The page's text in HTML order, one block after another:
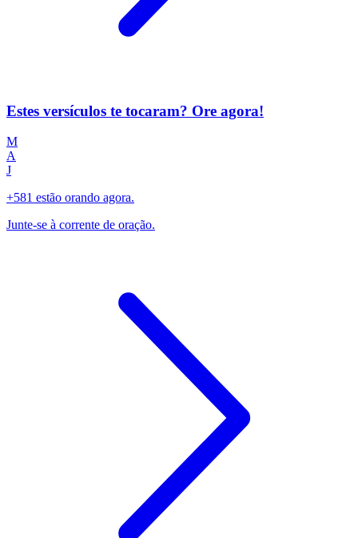
Estes versículos te tocaram? Ore agora!
M
A
J
+581 estão orando agora.
Junte-se à corrente de oração.